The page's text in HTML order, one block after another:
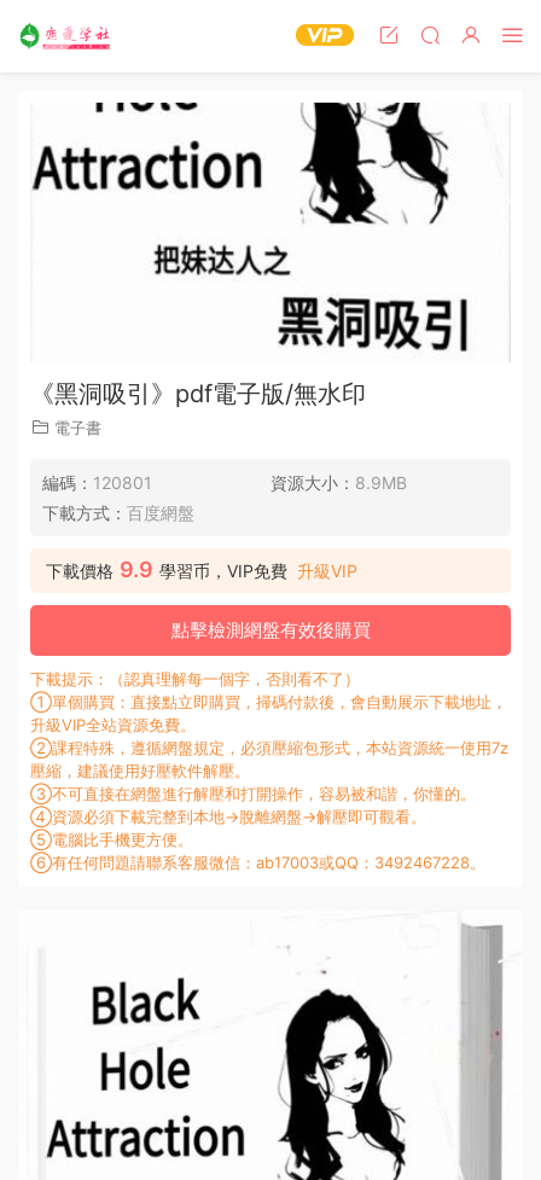
《黑洞吸引》pdf電子版/無水印
電子書
編碼： 120801 資源大小： 8.9MB
下載方式： 百度網盤
下載價格 9.9 學習币，VIP免費 升級VIP
點擊檢測網盤有效後購買
下載提示：（認真理解每一個字，否則看不了）
①單個購買：直接點立即購買，掃碼付款後，會自動展示下載地址，
升級VIP全站資源免費。
②課程特殊，遵循網盤規定，必須壓縮包形式，本站資源統一使用7z
壓縮，建議使用好壓軟件解壓。
③不可直接在網盤進行解壓和打開操作，容易被和諧，你懂的。
④資源必須下載完整到本地→脫離網盤→解壓即可觀看。
⑤電腦比手機更方便。
⑥有任何問題請聯系客服微信：ab17003或QQ：3492467228。